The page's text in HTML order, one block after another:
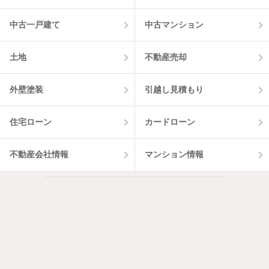
中古一戸建て 中古マンション
土地 不動産売却
外壁塗装 引越し見積もり
住宅ローン カードローン
不動産会社情報 マンション情報